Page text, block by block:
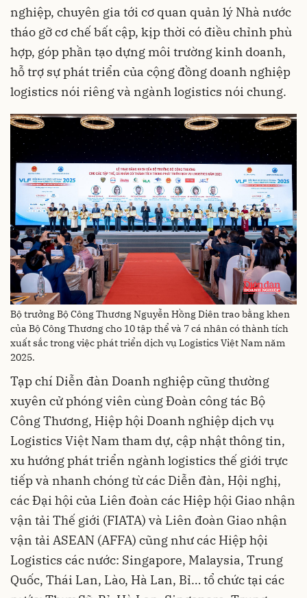
nghiệp, chuyên gia tới cơ quan quản lý Nhà nước
tháo gỡ cơ chế bất cập, kịp thời có điều chỉnh phù
hợp, góp phần tạo dựng môi trường kinh doanh,
hỗ trợ sự phát triển của cộng đồng doanh nghiệp
logistics nói riêng và ngành logistics nói chung.
Bộ trưởng Bộ Công Thương Nguyễn Hồng Diên trao bằng khen
của Bộ Công Thương cho 10 tập thể và 7 cá nhân có thành tích
xuất sắc trong việc phát triển dịch vụ Logistics Việt Nam năm
2025.
Tạp chí Diễn đàn Doanh nghiệp cũng thường
xuyên cử phóng viên cùng Đoàn công tác Bộ
Công Thương, Hiệp hội Doanh nghiệp dịch vụ
Logistics Việt Nam tham dự, cập nhật thông tin,
xu hướng phát triển ngành logistics thế giới trực
tiếp và nhanh chóng từ các Diễn đàn, Hội nghị,
các Đại hội của Liên đoàn các Hiệp hội Giao nhận
vận tải Thế giới (FIATA) và Liên đoàn Giao nhận
vận tải ASEAN (AFFA) cũng như các Hiệp hội
Logistics các nước: Singapore, Malaysia, Trung
Quốc, Thái Lan, Lào, Hà Lan, Bỉ… tổ chức tại các